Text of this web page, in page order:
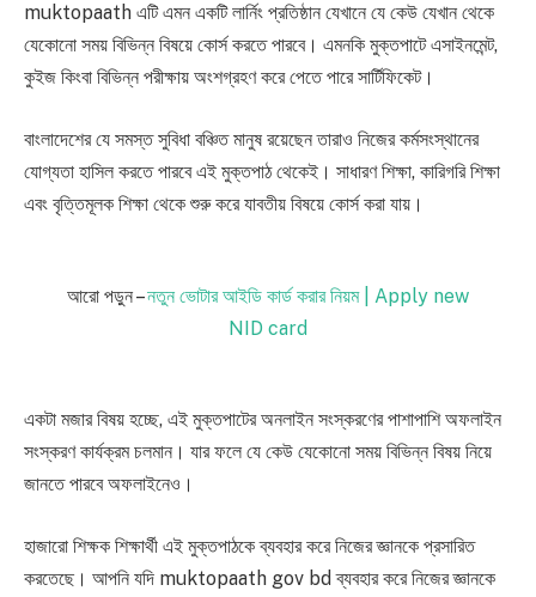
muktopaath এটি এমন একটি লার্নিং প্রতিষ্ঠান যেখানে যে কেউ যেখান থেকে
যেকোনো সময় বিভিন্ন বিষয়ে কোর্স করতে পারবে। এমনকি মুক্তপাটে এসাইনমেন্ট,
কুইজ কিংবা বিভিন্ন পরীক্ষায় অংশগ্রহণ করে পেতে পারে সার্টিফিকেট।
বাংলাদেশের যে সমস্ত সুবিধা বঞ্চিত মানুষ রয়েছেন তারাও নিজের কর্মসংস্থানের
যোগ্যতা হাসিল করতে পারবে এই মুক্তপাঠ থেকেই। সাধারণ শিক্ষা, কারিগরি শিক্ষা
এবং বৃত্তিমূলক শিক্ষা থেকে শুরু করে যাবতীয় বিষয়ে কোর্স করা যায়।
আরো পড়ুন –নতুন ভোটার আইডি কার্ড করার নিয়ম | Apply new
NID card
একটা মজার বিষয় হচ্ছে, এই মুক্তপাটের অনলাইন সংস্করণের পাশাপাশি অফলাইন
সংস্করণ কার্যক্রম চলমান। যার ফলে যে কেউ যেকোনো সময় বিভিন্ন বিষয় নিয়ে
জানতে পারবে অফলাইনেও।
হাজারো শিক্ষক শিক্ষার্থী এই মুক্তপাঠকে ব্যবহার করে নিজের জ্ঞানকে প্রসারিত
করতেছে। আপনি যদি muktopaath gov bd ব্যবহার করে নিজের জ্ঞানকে